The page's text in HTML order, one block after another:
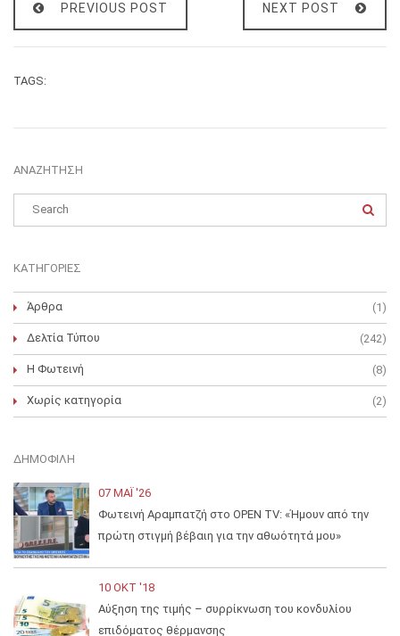
PREVIOUS POST NEXT POST
TAGS:
ΑΝΑΖΉΤΗΣΗ
ΚΑΤΗΓΟΡΊΕΣ
Άρθρα (1)
Δελτία Τύπου (242)
Η Φωτεινή (8)
Χωρίς κατηγορία (2)
ΔΗΜΟΦΙΛΉ
07 ΜΑΪ́ '26
Φωτεινή Αραμπατζή στο OPEN TV: «Ήμουν από την
πρώτη στιγμή βέβαιη για την αθωότητά μου»
10 ΟΚΤ '18
Αύξηση της τιμής – συρρίκνωση του κονδυλίου
επιδόματος θέρμανσης